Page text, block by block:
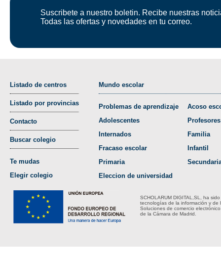
Suscribete a nuestro boletin. Recibe nuestras
Todas las ofertas y novedades en tu correo.
Listado de centros
Listado por provincias
Contacto
Buscar colegio
Te mudas
Elegir colegio
Mundo escolar
Problemas de aprendizaje
Adolescentes
Internados
Fracaso escolar
Primaria
Eleccion de universidad
Acoso
Profesores
Familia
Infantil
SCHOLARUM DIGITAL,SL, ha
tecnologías de la información y de
Soluciones de comercio
de la Cámara de Madrid.